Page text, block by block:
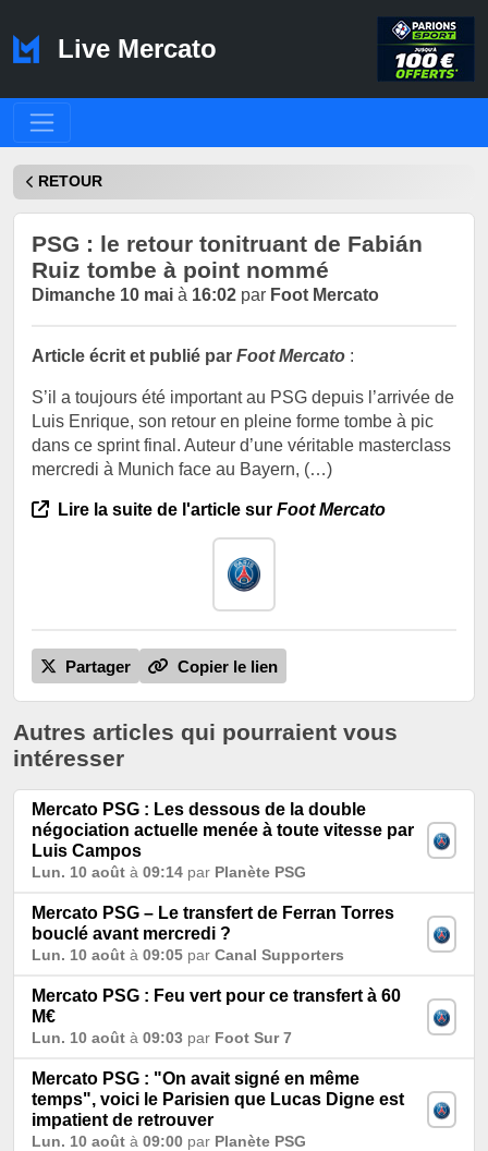
Live Mercato
RETOUR
PSG : le retour tonitruant de Fabián
Ruiz tombe à point nommé
Dimanche 10 mai à 16:02 par Foot Mercato
Article écrit et publié par Foot Mercato :
S’il a toujours été important au PSG depuis l’arrivée de
Luis Enrique, son retour en pleine forme tombe à pic
dans ce sprint final. Auteur d’une véritable masterclass
mercredi à Munich face au Bayern, (…)
Lire la suite de l'article sur Foot Mercato
Partager Copier le lien
Autres articles qui pourraient vous
intéresser
Mercato PSG : Les dessous de la double
négociation actuelle menée à toute vitesse par
Luis Campos
Lun. 10 août à 09:14 par Planète PSG
Mercato PSG – Le transfert de Ferran Torres
bouclé avant mercredi ?
Lun. 10 août à 09:05 par Canal Supporters
Mercato PSG : Feu vert pour ce transfert à 60
M€
Lun. 10 août à 09:03 par Foot Sur 7
Mercato PSG : "On avait signé en même
temps", voici le Parisien que Lucas Digne est
impatient de retrouver
Lun. 10 août à 09:00 par Planète PSG